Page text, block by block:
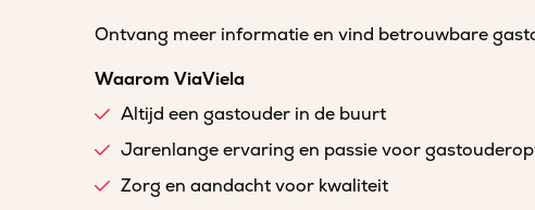
Ontvang meer informatie en vind betrouwbare
Waarom ViaViela
Altijd een gastouder in de buurt
Jarenlange ervaring en passie voor
Zorg en aandacht voor kwaliteit